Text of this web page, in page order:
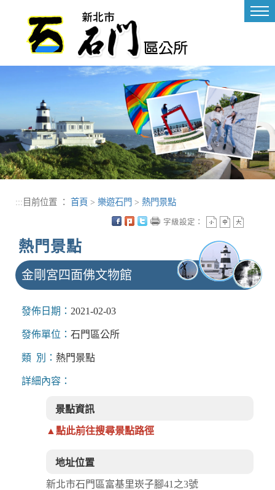
::: 目前位置 ： 首頁 > 樂遊石門 > 熱門景點
熱門景點
字級設定：
金剛宮四面佛文物館
發佈日期： 2021-02-03
發佈單位： 石門區公所
類 別： 熱門景點
詳細內容：
景點資訊
▲點此前往搜尋景點路徑
地址位置
新北市石門區富基里崁子腳41之3號